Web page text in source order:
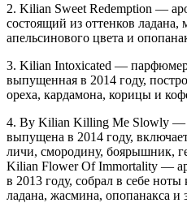
2. Kilian Sweet Redemption —
состоящий из оттенков
апельсинового цвета и
3. Kilian Intoxicated —
выпущенная в 2014 году,
ореха, кардамона, корицы и
4. By Kilian Killing Me Slowly —
выпущена в 2014 году,
личи, смородину, боярышник,
Kilian Flower Of Immortality —
в 2013 году, собрал в себе
ладана, жасмина, опопанакса и